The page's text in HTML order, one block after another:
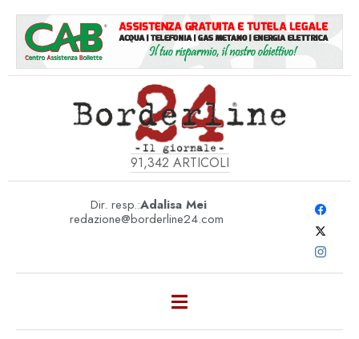
91,342 ARTICOLI
Dir. resp.:Adalisa Mei
redazione@borderline24.com